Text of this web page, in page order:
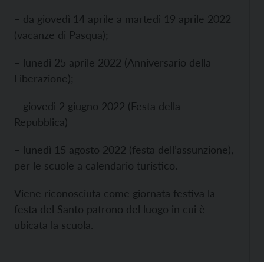
– da giovedì 14 aprile a martedì 19 aprile 2022
(vacanze di Pasqua);
– lunedì 25 aprile 2022 (Anniversario della
Liberazione);
– giovedì 2 giugno 2022 (Festa della
Repubblica)
– lunedì 15 agosto 2022 (festa dell’assunzione),
per le scuole a calendario turistico.
Viene riconosciuta come giornata festiva la
festa del Santo patrono del luogo in cui è
ubicata la scuola.